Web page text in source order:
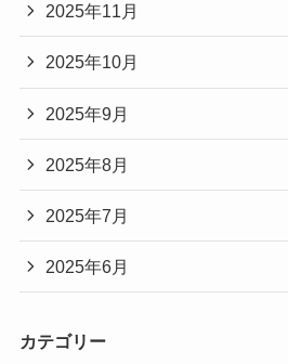
2025年11月
2025年10月
2025年9月
2025年8月
2025年7月
2025年6月
カテゴリー